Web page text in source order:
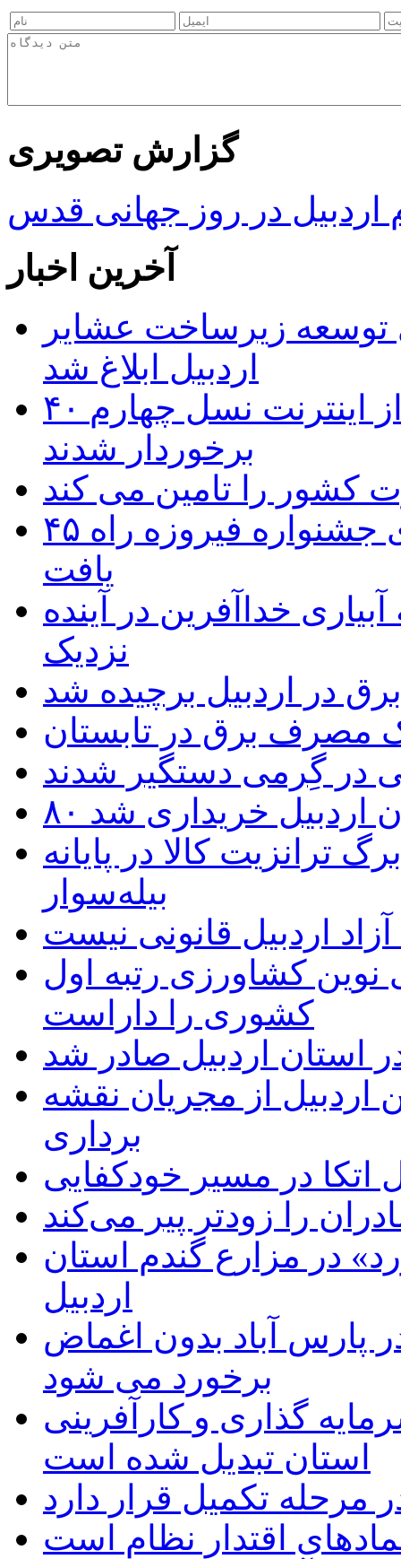
گزارش تصویری
در روز جهانی قدس
آخرین اخبار
برای توسعه زیرساخت عشایر
اردبیل ابلاغ شد
۴۰ روستای شهرستان گِرمی از اینترنت نسل چهارم
برخوردار شدند
۴۵ اثر هنرمندان اردبیلی به غربالگری جشنواره فیروزه راه
یافت
خداآفرین در آینده
نزدیک
مصرف برق در تابستان
در گِرمی دستگیر شدند
اردبیل خریداری شد
کالا در پایانه
بیله‌سوار
اردبیل قانونی نیست
نوین کشاورزی رتبه اول
کشوری را داراست
استان اردبیل صادر شد
از مجریان نقشه
برداری
در مسیر خودکفایی
را زودتر پیر می‌کند
در مزارع گندم استان
اردبیل
پارس آباد بدون اغماض
برخورد می شود
گذاری و کارآفرینی
استان تبدیل شده است
مرحله تکمیل قرار دارد
اقتدار نظام است